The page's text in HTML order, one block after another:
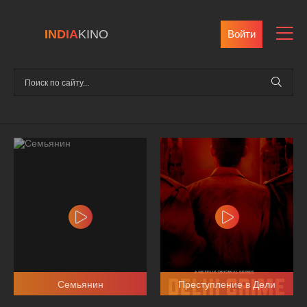
INDIAKINO Войти
Семьянин Преступление в Дели